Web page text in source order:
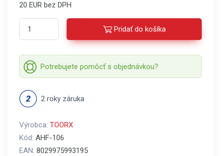
20 EUR bez DPH
Pridať do košíka
Potrebujete pomôcť s objednávkou?
2 roky záruka
Výrobca: TOORX
Kód: AHF-106
EAN: 8029975993195